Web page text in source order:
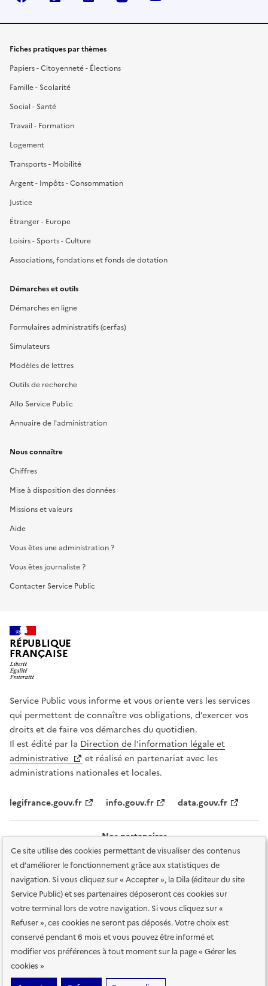
Ce site utilise des cookies permettant de visualiser des contenus
et d'améliorer le fonctionnement grâce aux statistiques de
navigation. Si vous cliquez sur « Accepter », la Dila (éditeur du site
Service Public) et ses partenaires déposeront ces cookies sur
votre terminal lors de votre navigation. Si vous cliquez sur «
Refuser », ces cookies ne seront pas déposés. Votre choix est
conservé pendant 6 mois et vous pouvez être informé et
modifier vos préférences à tout moment sur la page « Gérer les
cookies »
Fiches pratiques par thèmes
Papiers - Citoyenneté - Élections
Famille - Scolarité
Social - Santé
Travail - Formation
Logement
Transports - Mobilité
Argent - Impôts - Consommation
Justice
Étranger - Europe
Loisirs - Sports - Culture
Associations, fondations et fonds de dotation
Démarches et outils
Démarches en ligne
Formulaires administratifs (cerfas)
Simulateurs
Modèles de lettres
Outils de recherche
Allo Service Public
Annuaire de l'administration
Nous connaître
Chiffres
Mise à disposition des données
Missions et valeurs
Aide
Vous êtes une administration ?
Vous êtes journaliste ?
Contacter Service Public
RÉPUBLIQUE
FRANÇAISE
Service Public vous informe et vous oriente vers les services
qui permettent de connaître vos obligations, d’exercer vos
droits et de faire vos démarches du quotidien.
Il est édité par la Direction de l’information légale et
administrative
et réalisé en partenariat avec les
administrations nationales et locales.
legifrance.gouv.fr info.gouv.fr data.gouv.fr
Nos partenaires
Plan du site Accessibilité : totalement conforme
Accessibilité des
services en ligne Mentions légales Données personnelles et sécurité
Conditions générales d'utilisation Gestion des cookies
Sauf mention contraire, tous les contenus de ce site sont sous